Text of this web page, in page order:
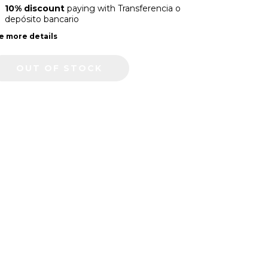
10% discountpaying with Transferencia o
depósito bancario
more details